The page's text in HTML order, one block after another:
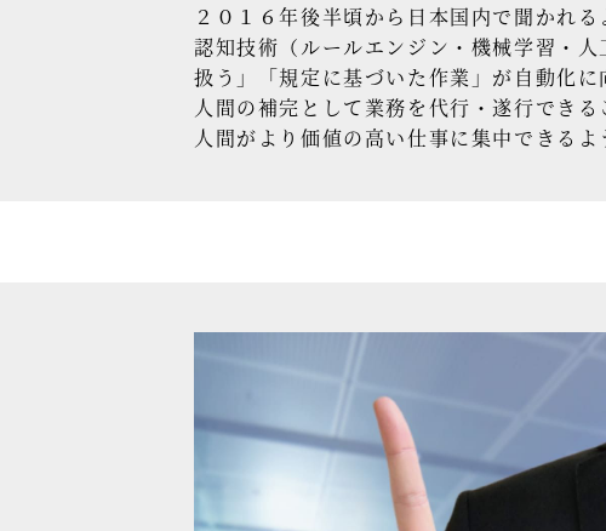
２０１６年後半頃から日本国内で聞かれる
認知技術（ルールエンジン・機械学習・
扱う」「規定に基づいた作業」が自動化に
人間の補完として業務を代行・遂行でき
人間がより価値の高い仕事に集中できる